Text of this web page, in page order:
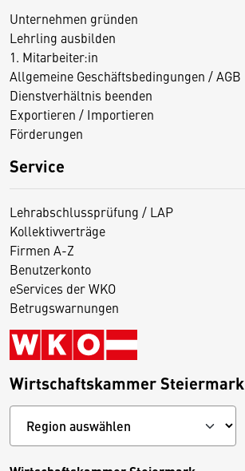
Unternehmen gründen
Lehrling ausbilden
1. Mitarbeiter:in
Allgemeine Geschäftsbedingungen / AGB
Dienstverhältnis beenden
Exportieren / Importieren
Förderungen
Service
Lehrabschlussprüfung / LAP
Kollektivverträge
Firmen A-Z
Benutzerkonto
eServices der WKO
Betrugswarnungen
Wirtschaftskammer Steiermark